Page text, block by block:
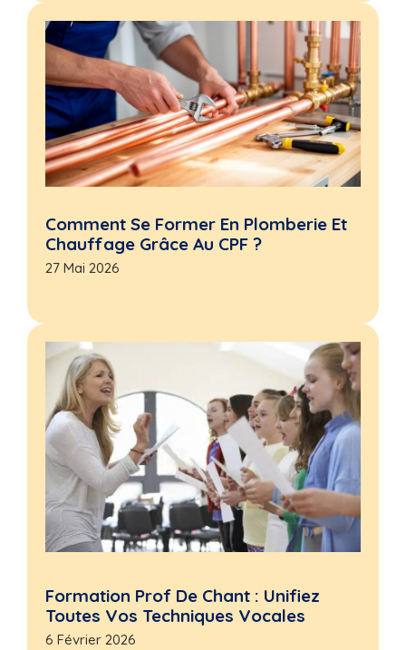
Comment Se Former En Plomberie Et
Chauffage Grâce Au CPF ?
27 Mai 2026
Formation Prof De Chant : Unifiez
Toutes Vos Techniques Vocales
6 Février 2026